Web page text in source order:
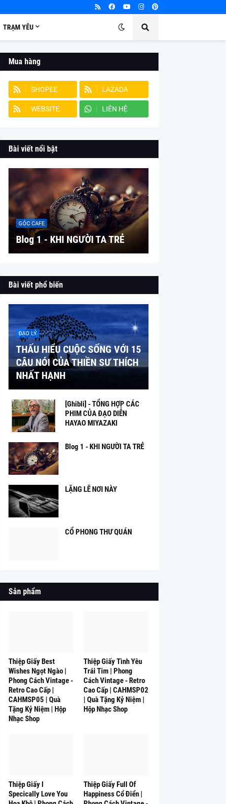
TRẠM YÊU
Mua hàng
SHOPEE LAZADA
WEBSITE LIÊN HỆ
Bài viết nổi bật
GÓC CAFE
Blog 1 - KHI NGƯỜI TA TRẺ
Bài viết phổ biến
ĐẠO LÝ
THẤU HIỂU CUỘC SỐNG VỚI 15
CÂU NÓI CỦA THIỀN SƯ THÍCH
NHẤT HẠNH
[Ghibli] - TỔNG HỢP CÁC
PHIM CỦA ĐẠO DIỄN
HAYAO MIYAZAKI
Blog 1 - KHI NGƯỜI TA TRẺ
LẶNG LẼ NƠI NÀY
CỔ PHONG THƯ QUÁN
Sản phẩm
Thiệp Giấy Best
Wishes Ngọt Ngào |
Phong Cách Vintage -
Retro Cao Cấp |
CAHMSP05 | Quà
Tặng Kỷ Niệm | Hộp
Nhạc Shop
Thiệp Giấy Tình Yêu
Trái Tim | Phong
Cách Vintage - Retro
Cao Cấp | CAHMSP02
| Quà Tặng Kỷ Niệm |
Hộp Nhạc Shop
Thiệp Giấy I
Specically Love You
Thiệp Giấy Full Of
Happiness Cổ Điển |